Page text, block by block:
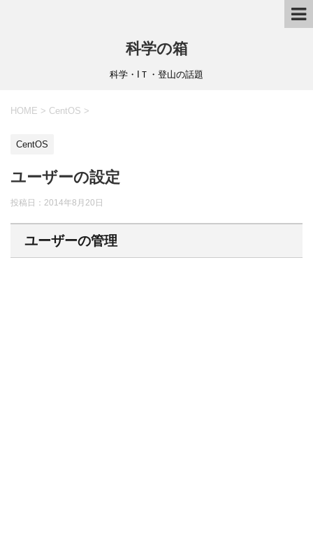
科学の箱
科学・IＴ・登山の話題
HOME > CentOS >
CentOS
ユーザーの設定
投稿日： 2014年8月20日
ユーザーの管理